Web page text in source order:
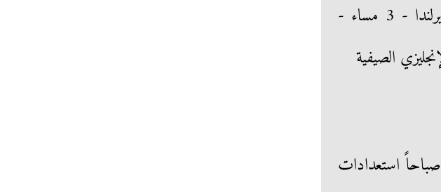
- 10.30 صباحاً - beIN sports 1HD Premium كندا X أيرلندا - 3 مساء -
برينتفورد X برايتون - 12.30 صباحاً فولهام X أستون فيلا - 2 صباحاً استعدادات